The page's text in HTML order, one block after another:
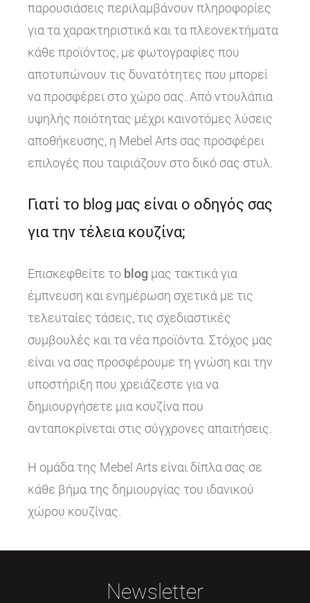
παρουσιάσεις περιλαμβάνουν πληροφορίες
για τα χαρακτηριστικά και τα πλεονεκτήματα
κάθε προϊόντος, με φωτογραφίες που
αποτυπώνουν τις δυνατότητες που μπορεί
να προσφέρει στο χώρο σας. Από ντουλάπια
υψηλής ποιότητας μέχρι καινοτόμες λύσεις
αποθήκευσης, η Mebel Arts σας προσφέρει
επιλογές που ταιριάζουν στο δικό σας στυλ.
Γιατί το blog μας είναι ο οδηγός σας
για την τέλεια κουζίνα;
Επισκεφθείτε το blog μας τακτικά για
έμπνευση και ενημέρωση σχετικά με τις
τελευταίες τάσεις, τις σχεδιαστικές
συμβουλές και τα νέα προϊόντα. Στόχος μας
είναι να σας προσφέρουμε τη γνώση και την
υποστήριξη που χρειάζεστε για να
δημιουργήσετε μια κουζίνα που
ανταποκρίνεται στις σύγχρονες απαιτήσεις.
Η ομάδα της Mebel Arts είναι δίπλα σας σε
κάθε βήμα της δημιουργίας του ιδανικού
χώρου κουζίνας.
Newsletter